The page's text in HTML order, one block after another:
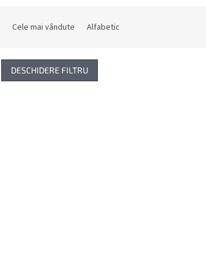
Cele mai vândute Alfabetic
DESCHIDERE FILTRU